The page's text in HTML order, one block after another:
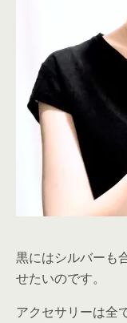
黒にはシルバーも
せたいのです。
アクセサリーは全